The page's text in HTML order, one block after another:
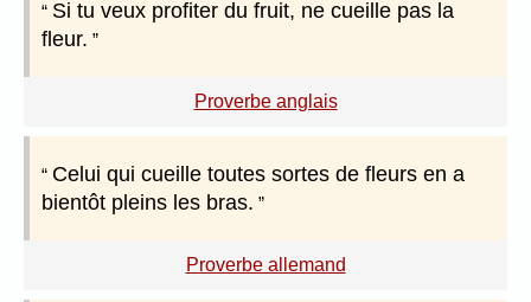
Si tu veux profiter du fruit, ne cueille pas la
fleur.
Proverbe anglais
Celui qui cueille toutes sortes de fleurs en a
bientôt pleins les bras.
Proverbe allemand